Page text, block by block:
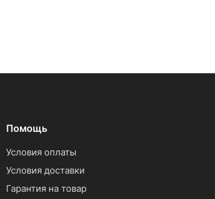
Помощь
Условия оплаты
Условия доставки
Гарантия на товар